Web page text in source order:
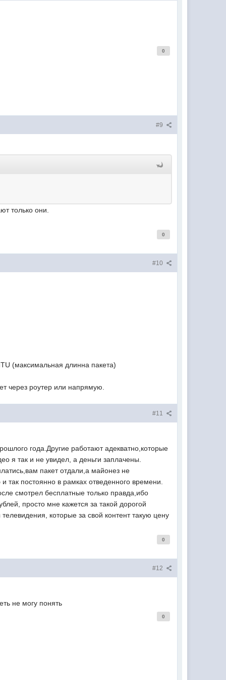
0
#9
только они.
0
#10
(максимальная длинна пакета)
через роутер или напрямую.
#11
года.Другие работают адекватно,которые
я так и не увидел, а деньги заплачены.
пакет отдали,а майонез не
постоянно в рамках отведенного времени.
смотрел бесплатные только правда,ибо
просто мне кажется за такой дорогой
которые за свой контент такую цену
0
#12
не могу понять
0